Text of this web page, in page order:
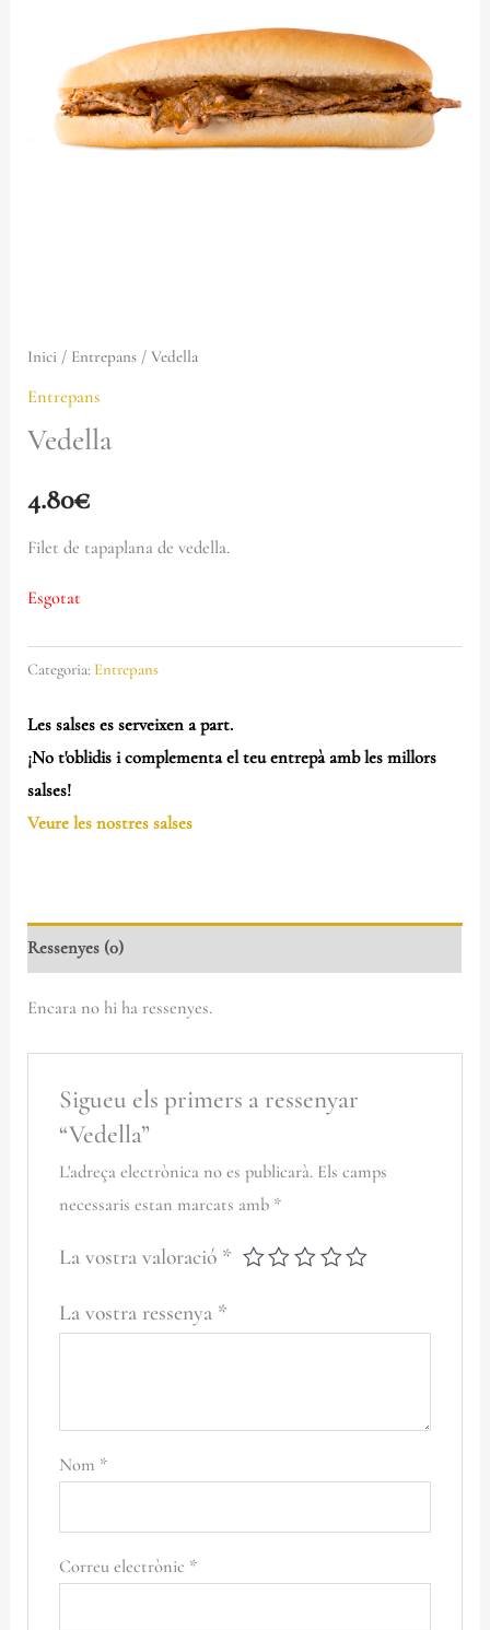
Inici / Entrepans / Vedella
Entrepans
Vedella
4.80€
Filet de tapaplana de vedella.
Esgotat
Categoria: Entrepans
Les salses es serveixen a part.
¡No t'oblidis i complementa el teu entrepà amb les millors
salses!
Veure les nostres salses
Ressenyes (0)
Encara no hi ha ressenyes.
Sigueu els primers a ressenyar
“Vedella”
L'adreça electrònica no es publicarà. Els camps
necessaris estan marcats amb *
La vostra valoració *
La vostra ressenya *
Nom *
Correu electrònic *